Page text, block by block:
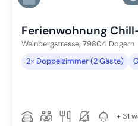
Ferienwohnung
Weinbergstrasse, 79804 Dogern
2× Doppelzimmer (2 Gäste)
+ 31